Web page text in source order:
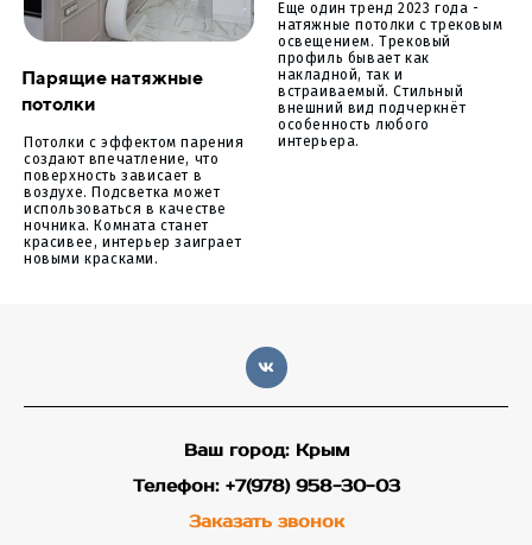
Парящие натяжные
потолки
Потолки с эффектом парения
создают впечатление, что
поверхность зависает в
воздухе. Подсветка может
использоваться в качестве
ночника. Комната станет
красивее, интерьер заиграет
новыми красками.
Еще один тренд 2023 года -
натяжные потолки с трековым
освещением. Трековый
профиль бывает как
накладной, так и
встраиваемый. Стильный
внешний вид подчеркнёт
особенность любого
интерьера.
Ваш город: Крым
Телефон: +7(978) 958-30-03
Заказать звонок